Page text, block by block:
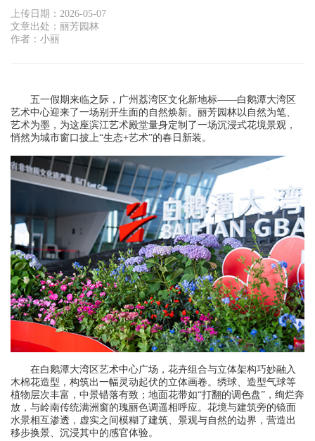
上传日期：2026-05-07
文章出处：丽芳园林
作者：小丽
五一假期来临之际，广州荔湾区文化新地标——白鹅潭大湾区
艺术中心迎来了一场别开生面的自然焕新。丽芳园林以自然为笔、
艺术为墨，为这座滨江艺术殿堂量身定制了一场沉浸式花境景观，
悄然为城市窗口披上“生态+艺术”的春日新装。
在白鹅潭大湾区艺术中心广场，花卉组合与立体架构巧妙融入
木棉花造型，构筑出一幅灵动起伏的立体画卷。绣球、造型气球等
植物层次丰富，中景错落有致；地面花带如“打翻的调色盘”，绚烂奔
放，与岭南传统满洲窗的瑰丽色调遥相呼应。花境与建筑旁的镜面
水景相互渗透，虚实之间模糊了建筑、景观与自然的边界，营造出
移步换景、沉浸其中的感官体验。